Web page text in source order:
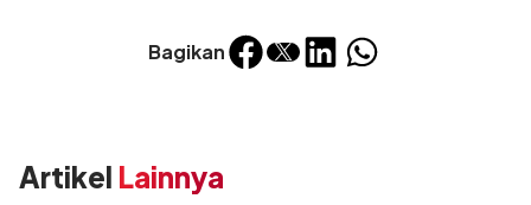
Bagikan
Artikel Lainnya